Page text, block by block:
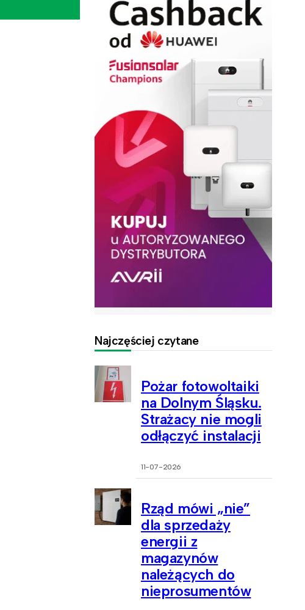
Najczęściej czytane
Pożar fotowoltaiki
na Dolnym Śląsku.
Strażacy nie mogli
odłączyć instalacji
11-07-2026
Rząd mówi „nie”
dla sprzedaży
energii z
magazynów
należących do
nieprosumentów